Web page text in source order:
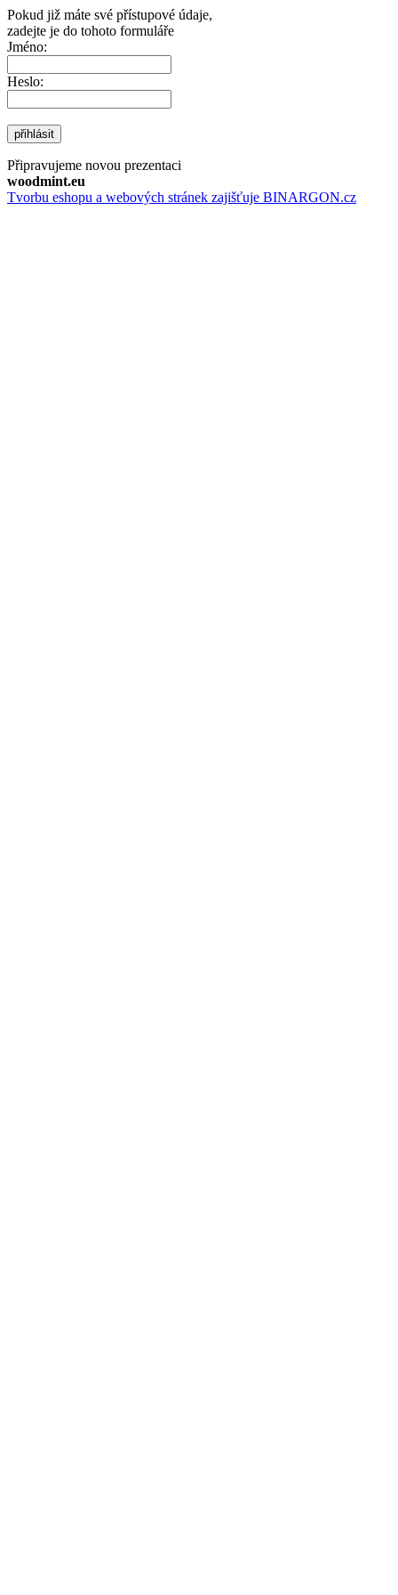
Pokud již máte své přístupové údaje,
zadejte je do tohoto formuláře
Jméno:
Heslo:
přihlásit
Připravujeme novou prezentaci
woodmint.eu
Tvorbu eshopu a webových stránek zajišťuje BINARGON.cz